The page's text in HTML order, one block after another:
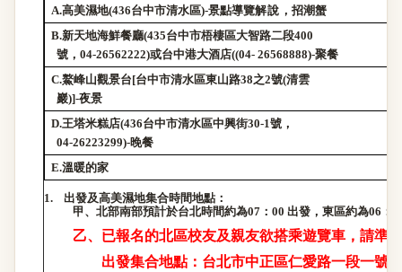
A.高美濕地(436台中市清水區)-景點導覽解說 ，招潮蟹
B.新天地海鮮餐廳(435台中市梧棲區大智路二段400
號，04-26562222)或台中港大酒店((04- 26568888)-聚餐
C.鰲峰山觀景台[台中市清水區東山路38之2號(清雲
巖)]-夜景
D.王塔米糕店(436台中市清水區中興街30-1號，
04-26223299)-晚餐
E.溫暖的家
1.
出發及高美濕地集合時間地點：
甲、 北部南部預計於台北時間約為07： 00 出發，東區約為06 ：
乙、 已報名的北區校友及親友欲搭乘遊覽車，請準
出發集合地點：台北市中正區仁愛路一段一號